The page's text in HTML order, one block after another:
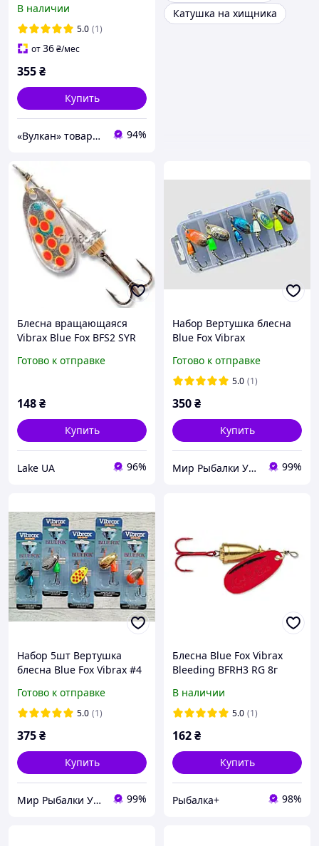
(10гр)
В наличии
5.0 (1)
от36₴/мес
355₴
Купить
«Вулкан» товары для рыбалки, охоты, туризма и дайвинга, лодки и моторы 94%
Катушка на хищника
Блесна вращающаяся
Vibrax Blue Fox BFS2 SYR
Готово к отправке
148₴
Купить
Lake UA 96%
Набор Вертушка блесна
Blue Fox Vibrax
коробке
Готово к отправке
5.0 (1)
350₴
Купить
Мир Рыбалки Украина 99%
Набор 5шт Вертушка
блесна Blue Fox Vibrax #4
Готово к отправке
5.0 (1)
375₴
Купить
Мир Рыбалки Украина 99%
Блесна Blue Fox Vibrax
Bleeding BFRH3 RG 8г
В наличии
5.0 (1)
162₴
Купить
Рыбалка+ 98%